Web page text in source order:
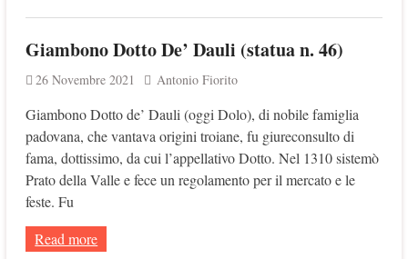
Giambono Dotto De’ Dauli (statua n. 46)
26 Novembre 2021 Antonio Fiorito
Giambono Dotto de’ Dauli (oggi Dolo), di nobile famiglia
padovana, che vantava origini troiane, fu giureconsulto di
fama, dottissimo, da cui l’appellativo Dotto. Nel 1310 sistemò
Prato della Valle e fece un regolamento per il mercato e le
feste. Fu
Read more